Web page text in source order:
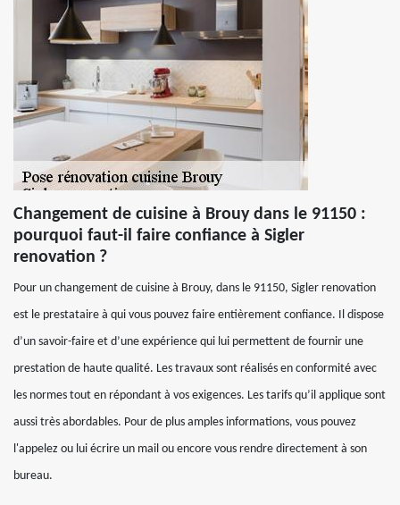
Changement de cuisine à Brouy dans le 91150 :
pourquoi faut-il faire confiance à Sigler
renovation ?
Pour un changement de cuisine à Brouy, dans le 91150, Sigler renovation
est le prestataire à qui vous pouvez faire entièrement confiance. Il dispose
d’un savoir-faire et d’une expérience qui lui permettent de fournir une
prestation de haute qualité. Les travaux sont réalisés en conformité avec
les normes tout en répondant à vos exigences. Les tarifs qu’il applique sont
aussi très abordables. Pour de plus amples informations, vous pouvez
l'appelez ou lui écrire un mail ou encore vous rendre directement à son
bureau.